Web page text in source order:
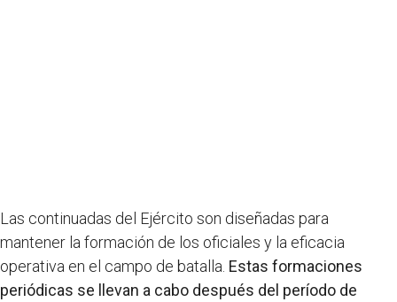
Las continuadas del Ejército son diseñadas para
mantener la formación de los oficiales y la eficacia
operativa en el campo de batalla. Estas formaciones
periódicas se llevan a cabo después del período de